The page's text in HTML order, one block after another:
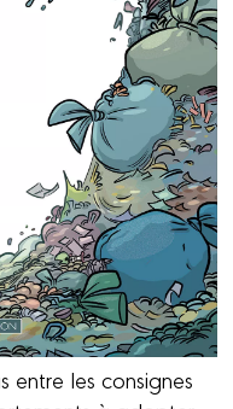
entre les consignes